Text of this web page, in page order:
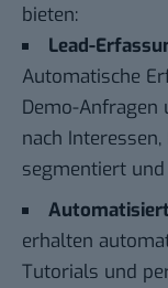
bieten:
Lead-
Automatische
Demo-Anfragen
nach
segmentiert
erhalten
Tutorials und